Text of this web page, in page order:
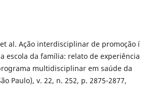
et al. Ação interdisciplinar de promoção í
escola da família: relato de experiência
multidisciplinar em saúde da
Paulo), v. 22, n. 252, p. 2875-2877,